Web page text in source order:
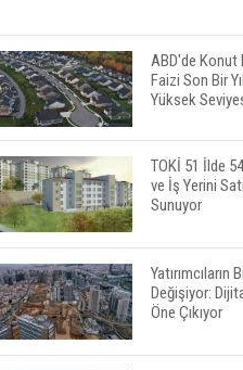
ABD'de Konut
Faizi Son Bir
Yüksek
TOKİ 51 İlde
ve İş Yerini
Sunuyor
Yatırımcıların
Değişiyor:
Öne Çıkıyor